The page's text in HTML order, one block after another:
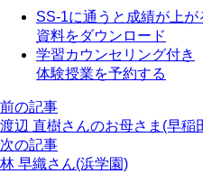
SS-1に通うと成績が上が
資料をダウンロード
学習カウンセリング付き
体験授業を予約する
前の記事
渡辺 直樹さんのお母さま(早稲
次の記事
林 早織さん(浜学園)